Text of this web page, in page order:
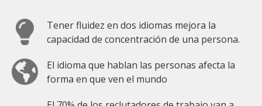
Tener fluidez en dos idiomas mejora la
capacidad de concentración de una persona.
El idioma que hablan las personas afecta la
forma en que ven el mundo